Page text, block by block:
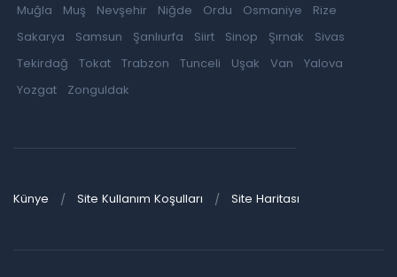
Muğla
Muş Nevşehir Niğde Ordu Osmaniye
Rize
Sakarya
Samsun Şanlıurfa Siirt Sinop Şırnak
Sivas
Tekirdağ
Tokat Trabzon Tunceli Uşak Van
Yalova
Yozgat
Zonguldak
Künye Site Kullanım Koşulları Site Haritası